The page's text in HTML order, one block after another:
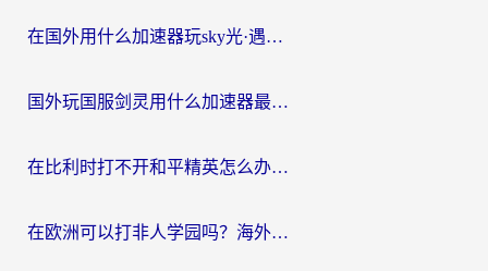
在国外用什么加速器玩sky光·遇？海外玩家国服畅玩终极指南（附魔兽世界狂暴传奇解决方案）
国外玩国服剑灵用什么加速器最好？2026海外玩家亲测指南（附魔兽世界怀旧服精灵之境加速技巧）
在比利时打不开和平精英怎么办？留学生亲测有效的国服游戏加速方案
在欧洲可以打非人学园吗？海外党国服游戏不卡顿的终极指南